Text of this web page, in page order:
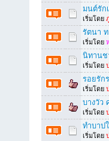
มนต์รัก
เริ่มโดย
รัตนา ท
เริ่มโดย
นิทานช
เริ่มโดย
รอยรัก
เริ่มโดย
บางวัว
เริ่มโดย
ทำบาป
เริ่มโดย